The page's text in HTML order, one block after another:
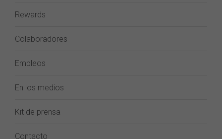
Rewards
Colaboradores
Empleos
En los medios
Kit de prensa
Contacto